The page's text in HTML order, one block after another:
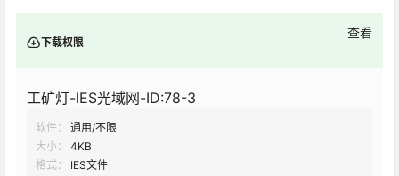
下载权限
查看
工矿灯-IES光域网-ID:78-3
软件：
通用/不限
大小：
4KB
格式：
IES文件